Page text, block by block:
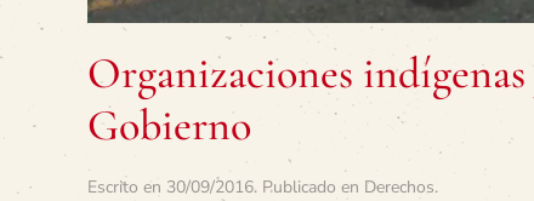
Organizaciones
Gobierno
Escrito en 30/09/2016. Publicado en Derechos.